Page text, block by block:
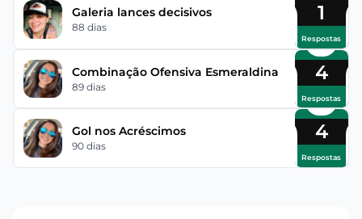
Galeria lances decisivos
88 dias
1
Respostas
Combinação Ofensiva Esmeraldina
89 dias
4
Respostas
Gol nos Acréscimos
90 dias
4
Respostas